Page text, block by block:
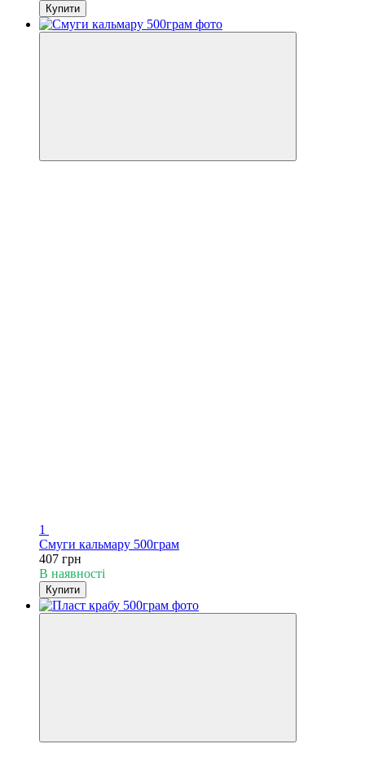
Купити
1
Смуги кальмару 500грам
407 грн
В наявності
Купити